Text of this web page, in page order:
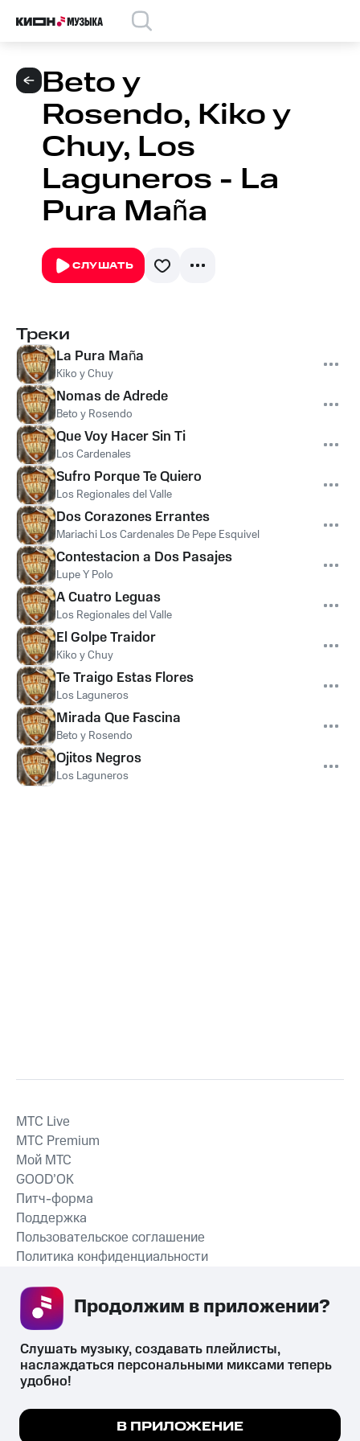
Beto y
Rosendo, Kiko y
Chuy, Los
Laguneros - La
Pura Maña
СЛУШАТЬ
Треки
La Pura Maña
Kiko y Chuy
Nomas de Adrede
Beto y Rosendo
Que Voy Hacer Sin Ti
Los Cardenales
Sufro Porque Te Quiero
Los Regionales del Valle
Dos Corazones Errantes
Mariachi Los Cardenales De Pepe Esquivel
Contestacion a Dos Pasajes
Lupe Y Polo
A Cuatro Leguas
Los Regionales del Valle
El Golpe Traidor
Kiko y Chuy
Te Traigo Estas Flores
Los Laguneros
Mirada Que Fascina
Beto y Rosendo
Ojitos Negros
Los Laguneros
СКАЧАТЬ ПРИЛОЖЕНИЕ
MTС Live
MTС Premium
Мой МТС
GOOD’OK
Питч-форма
Поддержка
Пользовательское соглашение
Политика конфиденциальности
психотропных веществ, их аналогов причиняет вред здоровью,
их незаконный оборот запрещён и влечёт установленную
Мы используем куки, чтобы на сайте все
Подробнее
Слушать музыку, создавать плейлисты,
наслаждаться персональными миксами теперь
удобно!
В ПРИЛОЖЕНИЕ